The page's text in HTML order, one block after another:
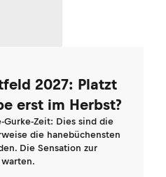
2027: Platzt
erst im Herbst?
Gurke-Zeit: Dies sind die
die hanebüchensten
Die Sensation zur